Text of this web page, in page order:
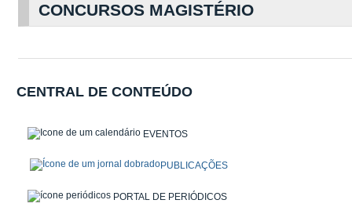
CONCURSOS MAGISTÉRIO
CENTRAL DE CONTEÚDO
EVENTOS
PUBLICAÇÕES
PORTAL DE PERIÓDICOS